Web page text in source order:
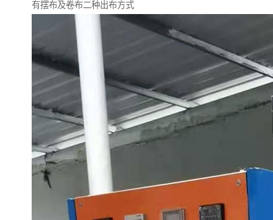
有摆布及卷布二种出布方式